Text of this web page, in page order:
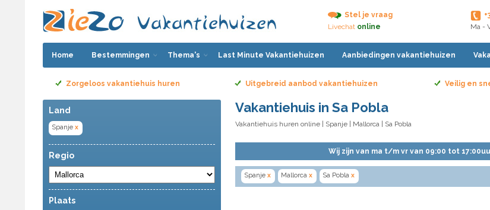
Stel je vraag
Livechat online
Ma -
Home Bestemmingen Thema's Last Minute Vakantiehuizen Aanbiedingen vakantiehuizen
Zorgeloos vakantiehuis huren Uitgebreid aanbod vakantiehuizen Veilig en
Land
Spanje x
Regio
Plaats
Vakantiehuis in Sa Pobla
Vakantiehuis huren online Spanje Mallorca | Sa Pobla
Wij zijn van ma t/m vr van 09:00 tot
Spanje x Mallorca x Sa Pobla x